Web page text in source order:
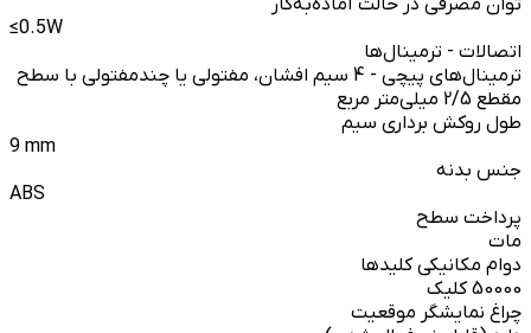
≤0.5W
اتصالات - ترمینال‌ها
ترمینال‌های پیچی - 4 سیم افشان، مفتولی یا چندمفتولی با سطح
مقطع 2/5 میلی‌متر مربع
طول روکش برداری سیم
9 mm
جنس بدنه
ABS
پرداخت سطح
مات
دوام مکانیکی کلیدها
50000 کلیک
چراغ نمایشگر موقعیت